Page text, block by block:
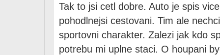
Tak to jsi cetl dobre. Auto je spis
pohodlnejsi cestovani. Tim ale
sportovni charakter. Zalezi jak kdo
potrebu mi uplne staci. O houpani